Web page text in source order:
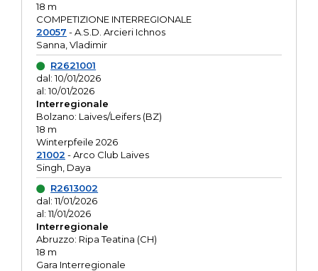
18 m
COMPETIZIONE INTERREGIONALE
20057 - A.S.D. Arcieri Ichnos
Sanna, Vladimir
R2621001
dal: 10/01/2026
al: 10/01/2026
Interregionale
Bolzano: Laives/Leifers (BZ)
18 m
Winterpfeile 2026
21002 - Arco Club Laives
Singh, Daya
R2613002
dal: 11/01/2026
al: 11/01/2026
Interregionale
Abruzzo: Ripa Teatina (CH)
18 m
Gara Interregionale